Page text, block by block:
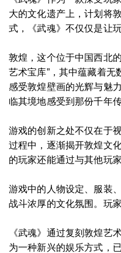
大的文化遗产上，计划将
式，《武魂》不仅仅是让
敦煌，这个位于中国西北
艺术宝库”，其中蕴藏着
感受敦煌壁画的光辉与魅
临其境地感受到那份千年
游戏的创新之处不仅在于
过程中，逐渐揭开敦煌文
的玩家还能通过与其他玩
游戏中的人物设定、服装
战斗浓厚的文化氛围。玩
《武魂》通过复刻敦煌艺
为一种新兴的娱乐方式，